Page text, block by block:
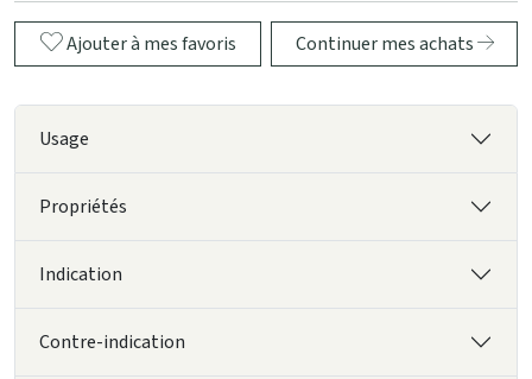
Ajouter à mes favoris Continuer mes achats
Usage
Propriétés
Indication
Contre-indication